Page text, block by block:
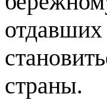
страны.